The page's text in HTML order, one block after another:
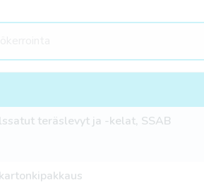
teräslevyt ja -kelat, SSAB